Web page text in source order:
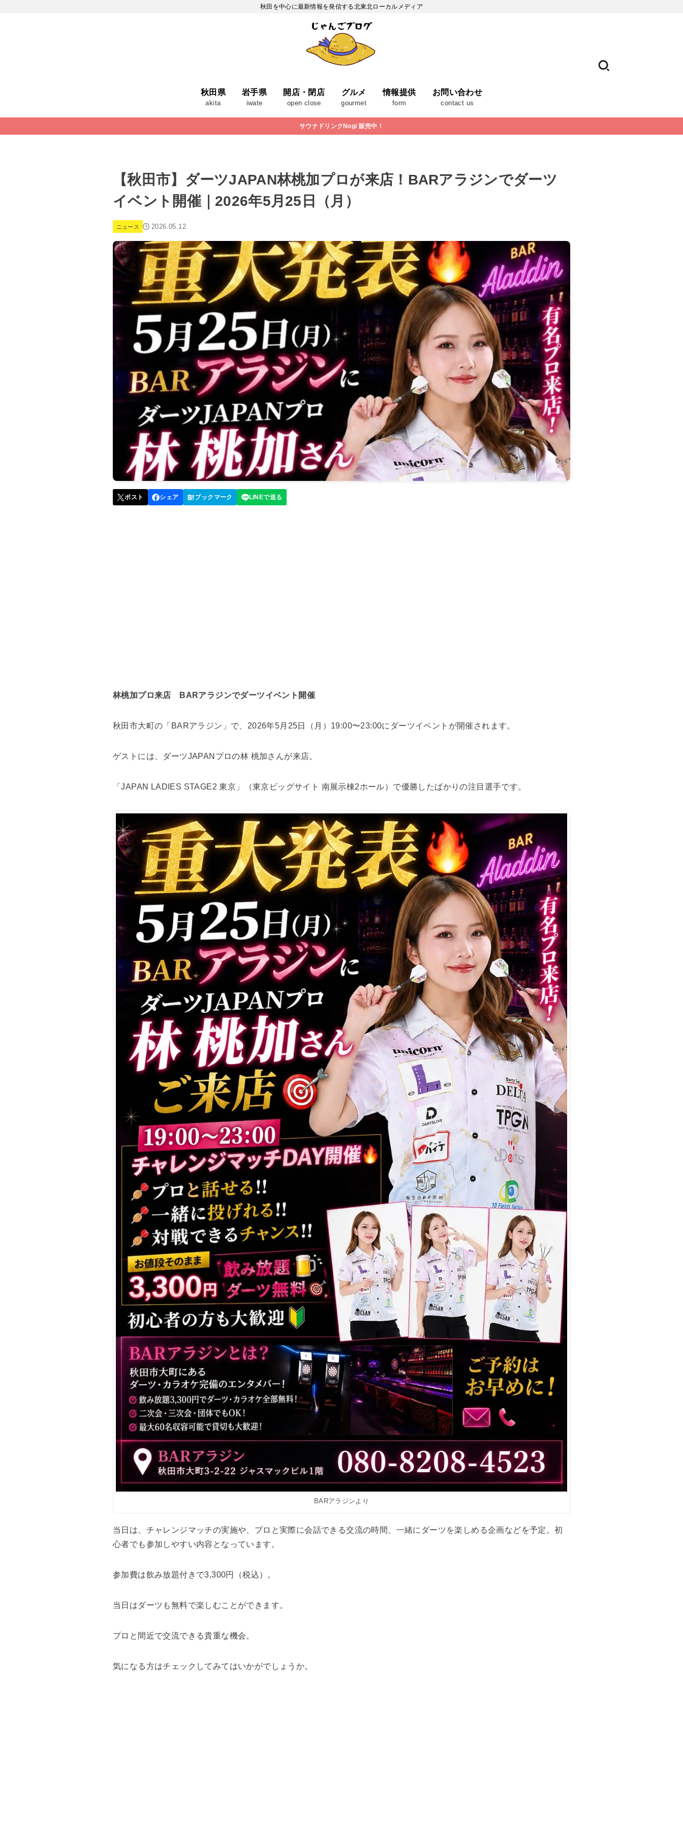
秋田を中心に最新情報を発信する北東北ローカルメディア
秋田県
akita
岩手県
iwate
開店・閉店
open close
グルメ
gourmet
情報提供
form
お問い合わせ
contact us
サウナドリンクNogi 販売中！
【秋田市】ダーツJAPAN林桃加プロが来店！BARアラジンでダーツ
イベント開催｜2026年5月25日（月）
ニュース 2026.05.12
林桃加プロ来店 BARアラジンでダーツイベント開催
秋田市大町の「BARアラジン」で、2026年5月25日（月）19:00〜23:00にダーツイベントが開催されます。
ゲストには、ダーツJAPANプロの林 桃加さんが来店。
「JAPAN LADIES STAGE2 東京」（東京ビッグサイト 南展示棟2ホール）で優勝したばかりの注目選手です。
BARアラジンより
当日は、チャレンジマッチの実施や、プロと実際に会話できる交流の時間、一緒にダーツを楽しめる企画などを予定。初
心者でも参加しやすい内容となっています。
参加費は飲み放題付きで3,300円（税込）。
当日はダーツも無料で楽しむことができます。
プロと間近で交流できる貴重な機会。
気になる方はチェックしてみてはいかがでしょうか。